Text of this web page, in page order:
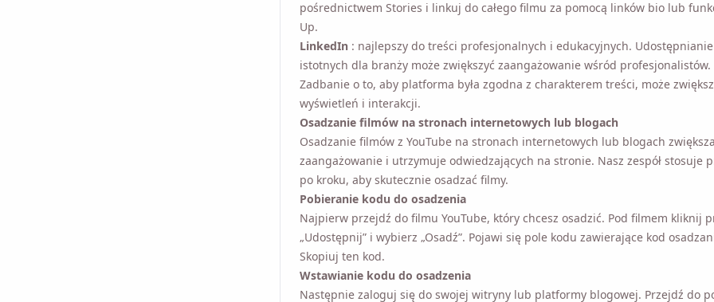
pośrednictwem Stories i linkuj do całego filmu za pomocą linków bio lub
Up.
LinkedIn: najlepszy do treści profesjonalnych i edukacyjnych. Udostępnianie
istotnych dla branży może zwiększyć zaangażowanie wśród profesjonalistów.
Zadbanie o to, aby platforma była zgodna z charakterem treści, może
wyświetleń i interakcji.
Osadzanie filmów na stronach internetowych lub blogach
Osadzanie filmów z YouTube na stronach internetowych lub blogach zwiększa
zaangażowanie i utrzymuje odwiedzających na stronie. Nasz zespół stosuje
po kroku, aby skutecznie osadzać filmy.
Pobieranie kodu do osadzenia
Najpierw przejdź do filmu YouTube, który chcesz osadzić. Pod filmem kliknij
„Udostępnij” i wybierz „Osadź”. Pojawi się pole kodu zawierające kod
Skopiuj ten kod.
Wstawianie kodu do osadzenia
Następnie zaloguj się do swojej witryny lub platformy blogowej. Przejdź do
Zaznaczając tę ​​opcję zgadzasz się z naszą Polityką Prywatności.
Wysłać